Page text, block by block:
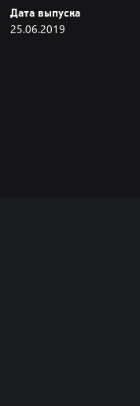
Дата выпуска
25.06.2019